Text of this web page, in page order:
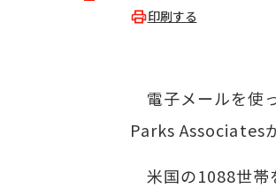
印刷する
電子メールを使
Parks Associates
米国の1088世帯